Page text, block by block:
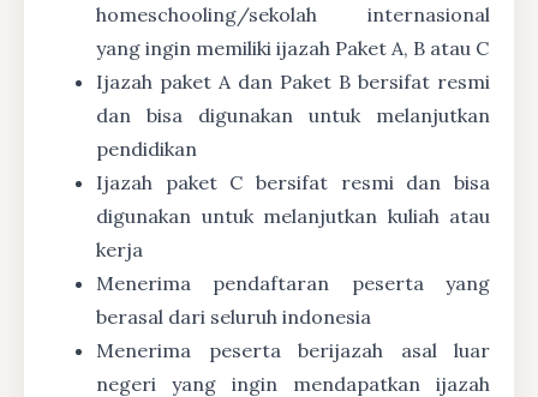
homeschooling/sekolah internasional
yang ingin memiliki ijazah Paket A, B atau C
Ijazah paket A dan Paket B bersifat resmi
dan bisa digunakan untuk melanjutkan
pendidikan
Ijazah paket C bersifat resmi dan bisa
digunakan untuk melanjutkan kuliah atau
kerja
Menerima pendaftaran peserta yang
berasal dari seluruh indonesia
Menerima peserta berijazah asal luar
negeri yang ingin mendapatkan ijazah